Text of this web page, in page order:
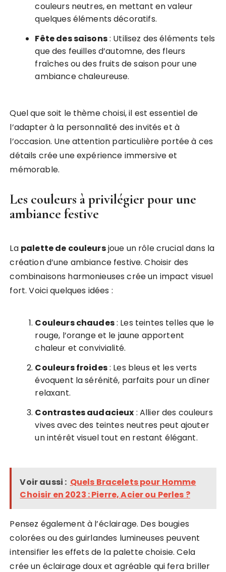
couleurs neutres, en mettant en valeur
quelques éléments décoratifs.
Fête des saisons: Utilisez des éléments tels
que des feuilles d’automne, des fleurs
fraîches ou des fruits de saison pour une
ambiance chaleureuse.
Quel que soit le thème choisi, il est essentiel de
l’adapter à la personnalité des invités et à
l’occasion. Une attention particulière portée à ces
détails crée une expérience immersive et
mémorable.
Les couleurs à privilégier pour une
ambiance festive
La palette de couleursjoue un rôle crucial dans la
création d’une ambiance festive. Choisir des
combinaisons harmonieuses crée un impact visuel
fort. Voici quelques idées :
Couleurs chaudes: Les teintes telles que le
rouge, l’orange et le jaune apportent
chaleur et convivialité.
Couleurs froides: Les bleus et les verts
évoquent la sérénité, parfaits pour un dîner
relaxant.
Contrastes audacieux : Allier des couleurs
vives avec des teintes neutres peut ajouter
un intérêt visuel tout en restant élégant.
Voir aussi : Quels Bracelets pour Homme
Choisir en 2023 : Pierre, Acier ou Perles ?
Pensez également à l’éclairage. Des bougies
colorées ou des guirlandes lumineuses peuvent
intensifier les effets de la palette choisie. Cela
crée un éclairage doux et agréable qui fera briller